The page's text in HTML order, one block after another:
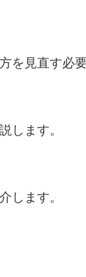
を見直す必
します。
します。